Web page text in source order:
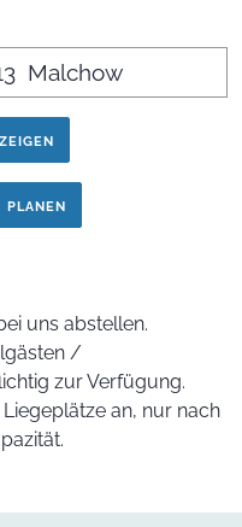
Tab)
uns abstellen.
/
zur Verfügung.
an, nur nach